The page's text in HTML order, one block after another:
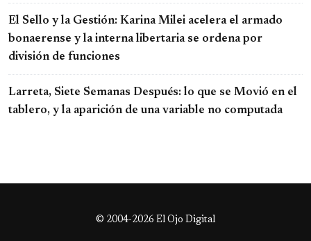
El Sello y la Gestión: Karina Milei acelera el armado
bonaerense y la interna libertaria se ordena por
división de funciones
Larreta, Siete Semanas Después: lo que se Movió en el
tablero, y la aparición de una variable no computada
© 2004-2026 El Ojo Digital